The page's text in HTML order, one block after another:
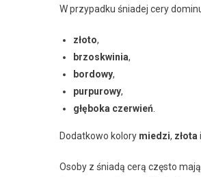
W przypadku śniadej cery
złoto,
brzoskwinia,
bordowy,
purpurowy,
głęboka czerwień
Dodatkowo kolory miedzi, złota i
Osoby z śniadą cerą często mają